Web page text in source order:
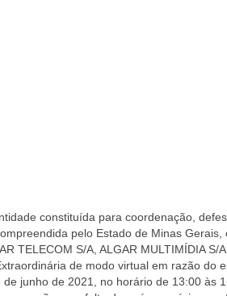
constituída para coordenação,
pelo Estado de Minas Gerais,
TELECOM S/A, ALGAR MULTIMÍDIA S/
de modo virtual em razão do
de junho de 2021, no horário de 13:00 às